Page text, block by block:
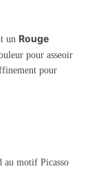
un Rouge
pour asseoir
pour
au motif Picasso